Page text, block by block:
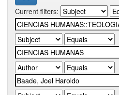
Current filters: